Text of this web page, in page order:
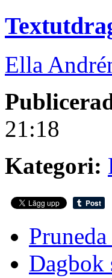
Ella
21:18
Kategori:
Dagbok